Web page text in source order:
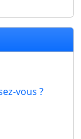
vous ?